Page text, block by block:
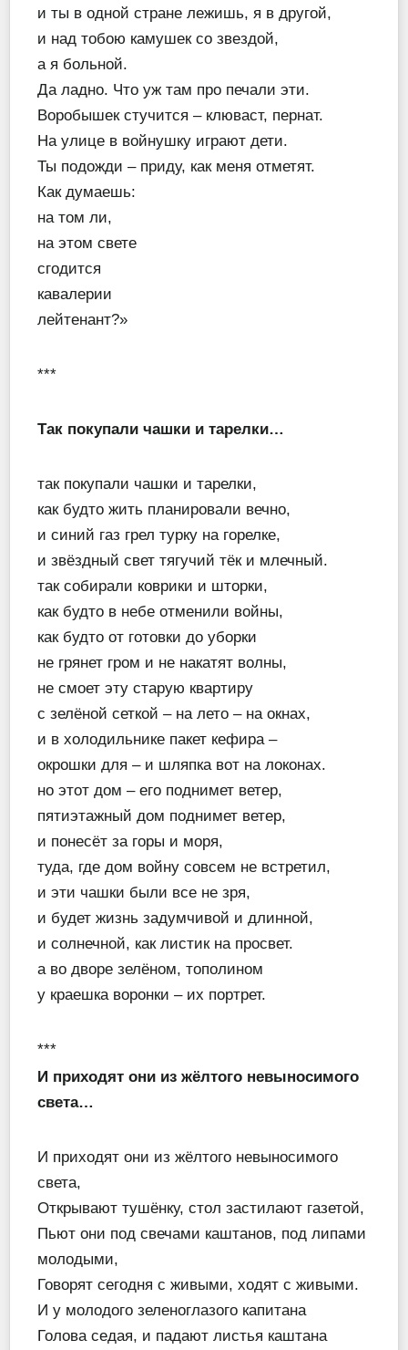
и ты в одной стране лежишь, я в другой,
и над тобою камушек со звездой,
а я больной.
Да ладно. Что уж там про печали эти.
Воробышек стучится – клюваст, пернат.
На улице в войнушку играют дети.
Ты подожди – приду, как меня отметят.
Как думаешь:
на том ли,
на этом свете
сгодится
кавалерии
лейтенант?»
***
Так покупали чашки и тарелки…
так покупали чашки и тарелки,
как будто жить планировали вечно,
и синий газ грел турку на горелке,
и звёздный свет тягучий тёк и млечный.
так собирали коврики и шторки,
как будто в небе отменили войны,
как будто от готовки до уборки
не грянет гром и не накатят волны,
не смоет эту старую квартиру
с зелёной сеткой – на лето – на окнах,
и в холодильнике пакет кефира –
окрошки для – и шляпка вот на локонах.
но этот дом – его поднимет ветер,
пятиэтажный дом поднимет ветер,
и понесёт за горы и моря,
туда, где дом войну совсем не встретил,
и эти чашки были все не зря,
и будет жизнь задумчивой и длинной,
и солнечной, как листик на просвет.
а во дворе зелёном, тополином
у краешка воронки – их портрет.
***
И приходят они из жёлтого невыносимого
света…
И приходят они из жёлтого невыносимого
света,
Открывают тушёнку, стол застилают газетой,
Пьют они под свечами каштанов, под липами
молодыми,
Говорят сегодня с живыми, ходят с живыми.
И у молодого зеленоглазого капитана
Голова седая, и падают листья каштана